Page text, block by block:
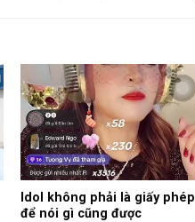
Idol không phải là giấy phép
để nói gì cũng được